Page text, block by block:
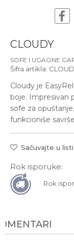
CLOUDY
SOFE I UGAONE
Šifra artikla:
Cloudy je
boje. Impresivan
sofe za
funkcioniše
Sačuvajte u
Rok isporuke:
Rok